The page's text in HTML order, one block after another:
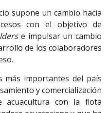
supone un cambio hacia
con el objetivo de
e impulsar un cambio
de los colaboradores
más importantes del país
y comercialización
acuacultura con la flota